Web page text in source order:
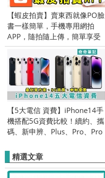
【蝦皮拍賣】賣東西就像PO臉
書一樣簡單，手機專用網拍
APP，隨拍隨上傳，簡單享受
購物樂趣！
【5大電信 資費】iPhone14手
機搭配5G資費比較！續約、攜
碼、新申辨、Plus、Pro、Pro
精選文章